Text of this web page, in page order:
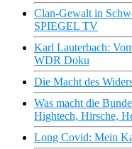
Clan-Gewalt in
SPIEGEL TV
Karl Lauterbach:
WDR Doku
Die Macht des
Was macht die
Hightech, Hirsche,
Long Covid: Mein